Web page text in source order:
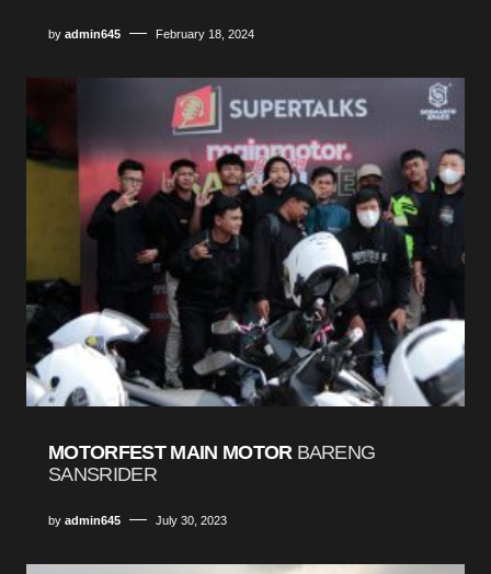
by admin645 February 18, 2024
MOTORFEST MAIN MOTOR BARENG
SANSRIDER
by admin645 July 30, 2023